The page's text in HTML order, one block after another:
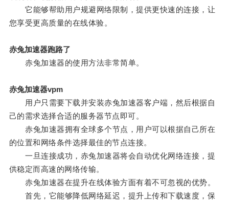
它能够帮助用户规避网络限制，提供更快速的连接，让
您享受更高质量的在线体验。
赤兔加速器跑路了
赤兔加速器的使用方法非常简单。
赤兔加速器vpm
用户只需要下载并安装赤兔加速器客户端，然后根据自
己的需求选择合适的服务器节点即可。
赤兔加速器拥有全球多个节点，用户可以根据自己所在
的位置和网络条件选择最佳的节点连接。
一旦连接成功，赤兔加速器将会自动优化网络连接，提
供稳定而高速的网络传输。
赤兔加速器在提升在线体验方面有着不可忽视的优势。
首先，它能够降低网络延迟，提升上传和下载速度，保